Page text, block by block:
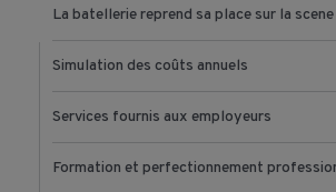
La batellerie reprend sa place sur la
Simulation des coûts annuels
Services fournis aux employeurs
Formation et perfectionnement